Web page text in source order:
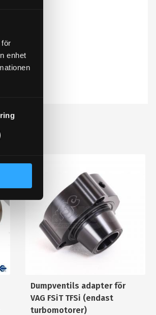
enhet
Dumpventils adapter för
VAG FSiT TFSi (endast
turbomotorer)